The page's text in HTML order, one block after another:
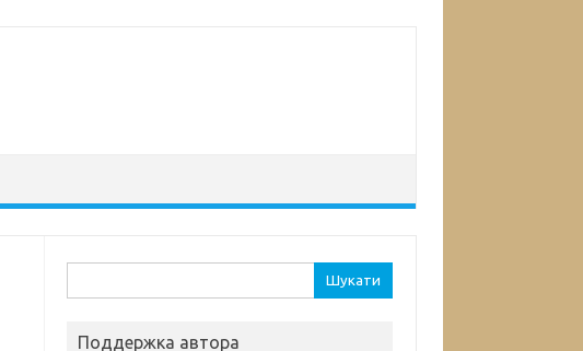
Поддержка автора